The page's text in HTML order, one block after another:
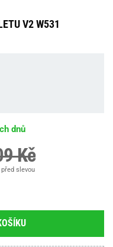
V2 W531
dnů
Kč
slevou